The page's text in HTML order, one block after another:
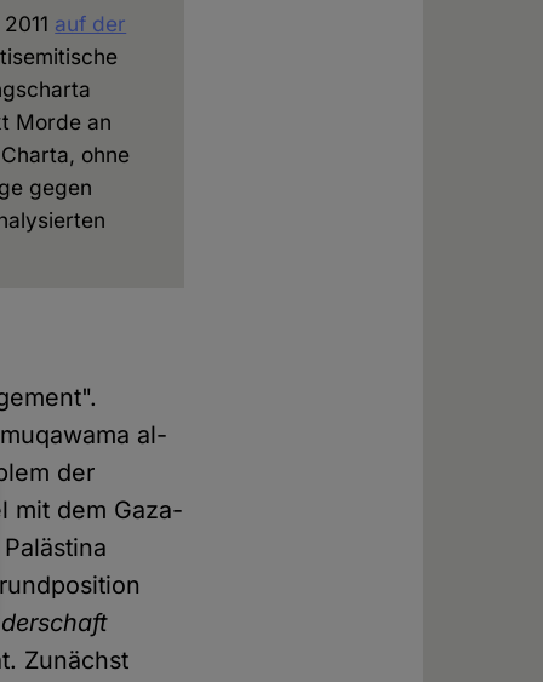
auf der
Morde an
ohne
gegen
al-
der
mit dem Gaza-
Zunächst